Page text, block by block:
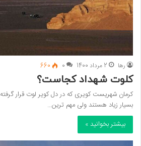
رها 2 مرداد 1400 0
660
کلوت شهداد کجاست؟
کرمان شهریست کویری که در دل کویر لوت قرار
بسیار زیاد هستند ولی مهم ترین…
بیشتر بخوانید »